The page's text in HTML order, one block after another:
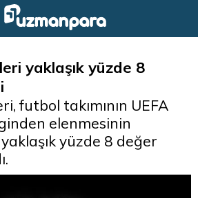
yaklaşık yüzde 8
futbol takımının UEFA
elenmesinin
yüzde 8 değer